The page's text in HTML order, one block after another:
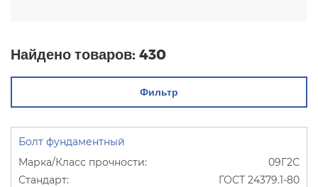
Найдено товаров: 430
Фильтр
Болт фундаментный
09Г2С
ГОСТ 24379.1-80